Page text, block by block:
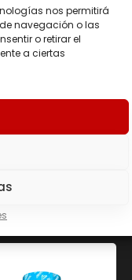
nos permitirá
navegación o las
o retirar el
a ciertas
360 GR
al carrito